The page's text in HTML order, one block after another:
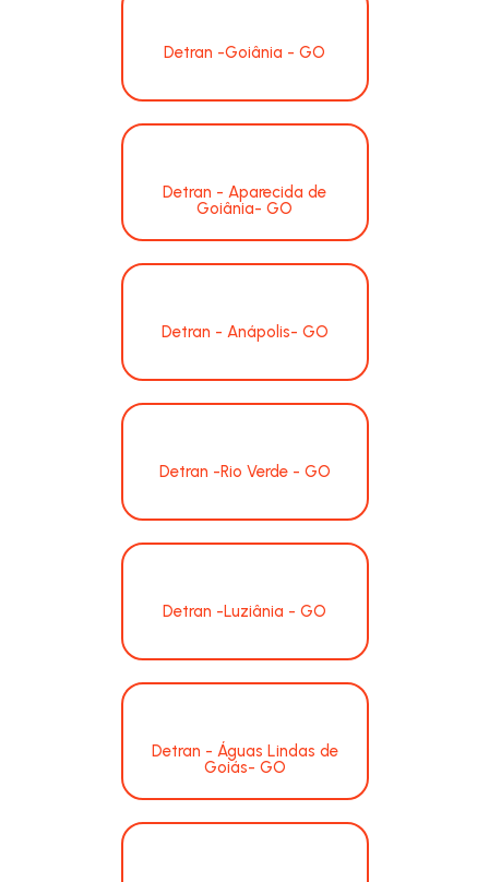
Detran -Goiânia - GO
Detran - Aparecida de
Goiânia- GO
Detran - Anápolis- GO
Detran -Rio Verde - GO
Detran -Luziânia - GO
Detran - Águas Lindas de
Goiás- GO